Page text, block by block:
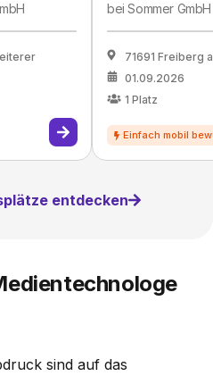
beiSommer GmbH
71691 Freiberg
01.09.2026
1 Platz
entdecken
sind auf das